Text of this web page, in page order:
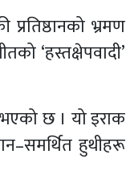
प्रतिष्ठानको भ्रमण
‘हस्तक्षेपवादी’
छ । यो इराक
हुथीहरू